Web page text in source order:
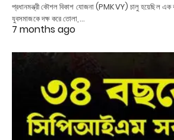
প্রধানমন্ত্রী কৌশল বিকাশ যোজনা (PMKVY) চালু হয়েছিল এক
যুবসমাজকে দক্ষ করে তোলা,…
7 months ago